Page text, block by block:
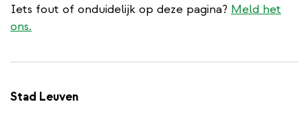
Iets fout of onduidelijk op deze pagina? Meld het
ons.
Stad Leuven